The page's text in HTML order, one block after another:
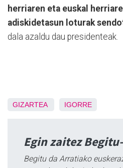
herriaren eta euskal
adiskidetasun loturak
dala azaldu dau presidenteak.
GIZARTEA IGORRE
Egin zaitez
Begitu da Arratiako